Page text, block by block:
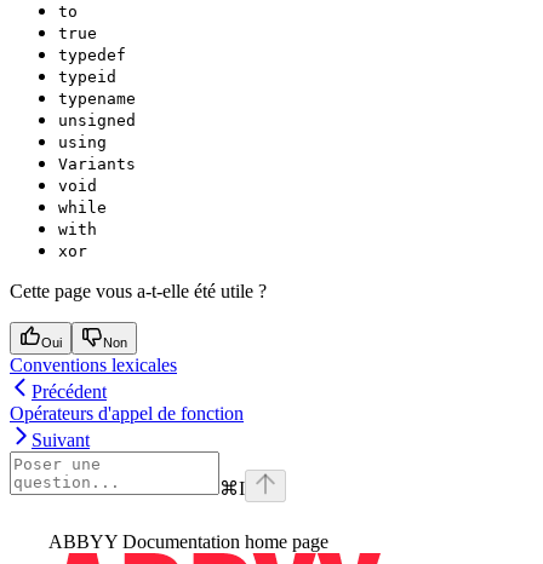
to
true
typedef
typeid
typename
unsigned
using
Variants
void
while
with
xor
Cette page vous a-t-elle été utile ?
Oui Non
Conventions lexicales
Précédent
Opérateurs d'appel de fonction
Suivant
⌘I
ABBYY Documentation home page